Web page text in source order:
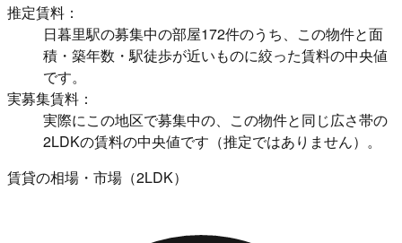
推定賃料：
日暮里駅の募集中の部屋172件のうち、この物件と面
積・築年数・駅徒歩が近いものに絞った賃料の中央値
です。
実募集賃料：
実際にこの地区で募集中の、この物件と同じ広さ帯の
2LDKの賃料の中央値です（推定ではありません）。
賃貸の相場・市場（2LDK）